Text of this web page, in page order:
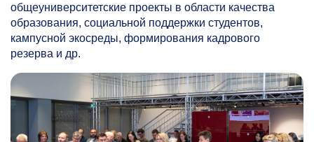
общеуниверситетские проекты в области качества
образования, социальной поддержки студентов,
кампусной экосреды, формирования кадрового
резерва и др.